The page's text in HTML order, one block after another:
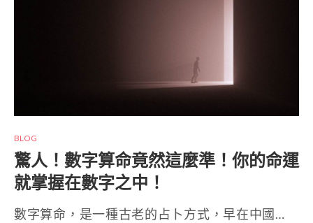
BLOG
驚人！數字算命竟然這麼準！你的命運
就掌握在數字之中！
數字算命，是一種古老的占卜方式，早在中國…